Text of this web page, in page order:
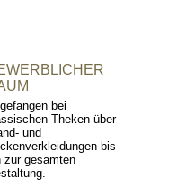
bei
Theken über
und
bis
zur gesamten